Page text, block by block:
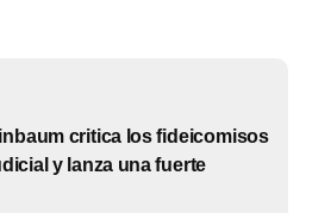
critica los fideicomisos
y lanza una fuerte